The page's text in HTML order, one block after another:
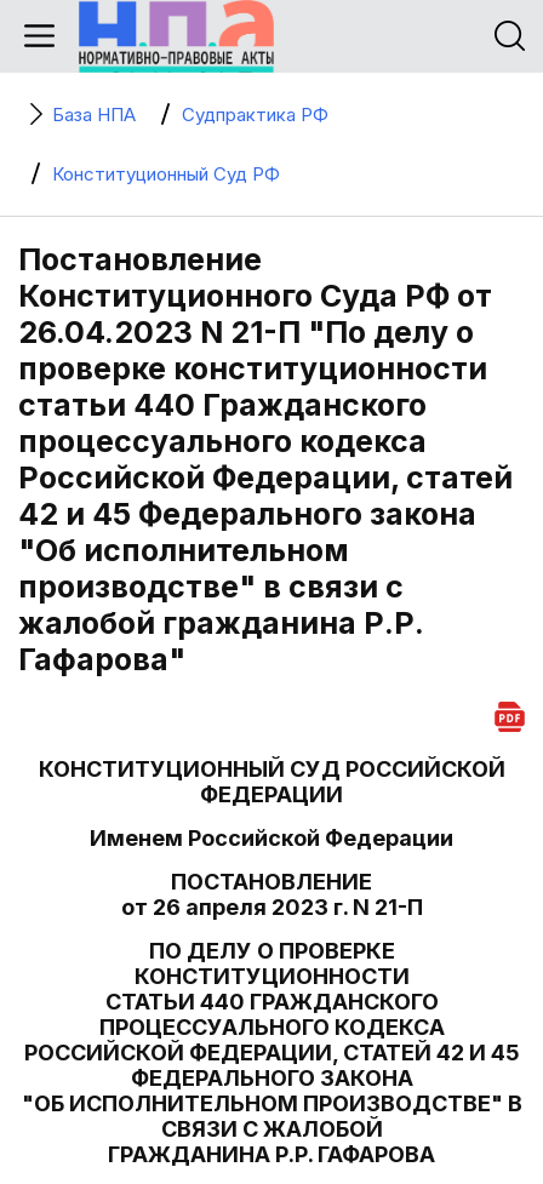
База НПА Судпрактика РФ
Конституционный Суд РФ
Постановление
Конституционного Суда РФ от
26.04.2023 N 21-П "По делу о
проверке конституционности
статьи 440 Гражданского
процессуального кодекса
Российской Федерации, статей
42 и 45 Федерального закона
"Об исполнительном
производстве" в связи с
жалобой гражданина Р.Р.
Гафарова"
КОНСТИТУЦИОННЫЙ СУД РОССИЙСКОЙ
ФЕДЕРАЦИИ
Именем Российской Федерации
ПОСТАНОВЛЕНИЕ
от 26 апреля 2023 г. N 21-П
ПО ДЕЛУ О ПРОВЕРКЕ
КОНСТИТУЦИОННОСТИ
СТАТЬИ 440 ГРАЖДАНСКОГО
ПРОЦЕССУАЛЬНОГО КОДЕКСА
РОССИЙСКОЙ ФЕДЕРАЦИИ, СТАТЕЙ 42 И 45
ФЕДЕРАЛЬНОГО ЗАКОНА
"ОБ ИСПОЛНИТЕЛЬНОМ ПРОИЗВОДСТВЕ" В
СВЯЗИ С ЖАЛОБОЙ
ГРАЖДАНИНА Р.Р. ГАФАРОВА